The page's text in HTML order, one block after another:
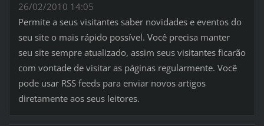
26/02/2010 14:05
Permite a seus visitantes saber novidades e eventos do
seu site o mais rápido possível. Você precisa manter
seu site sempre atualizado, assim seus visitantes ficarão
com vontade de visitar as páginas regularmente. Você
pode usar RSS feeds para enviar novos artigos
diretamente aos seus leitores.